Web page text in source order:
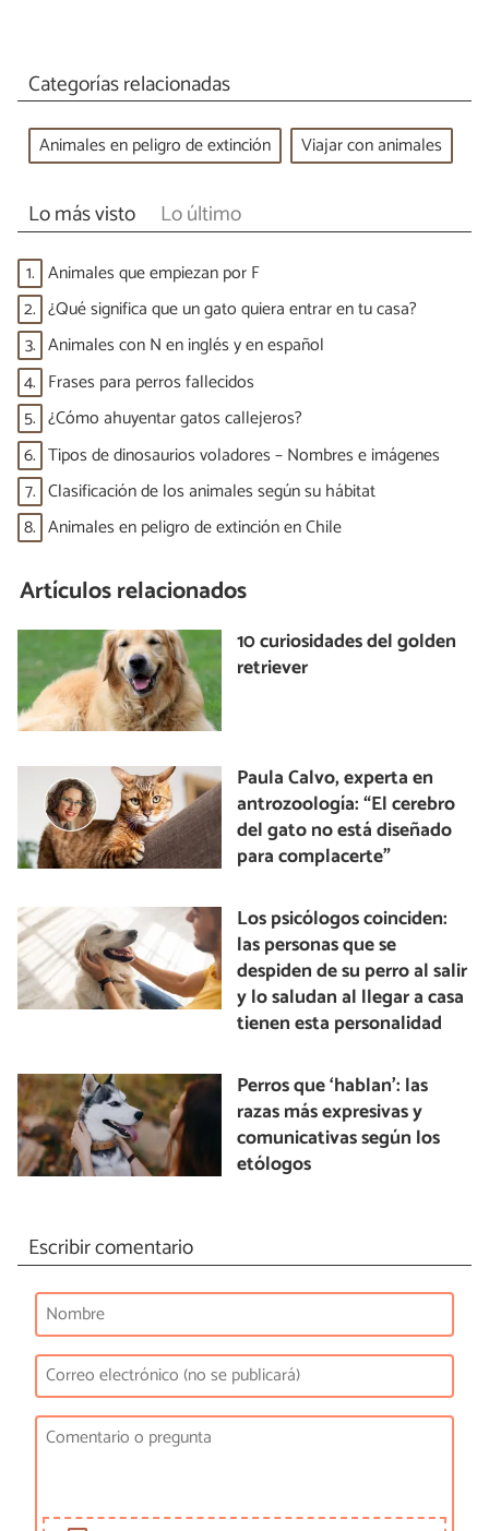
Categorías relacionadas
Animales en peligro de extinción Viajar con animales
Lo más visto Lo último
1. Animales que empiezan por F
2. ¿Qué significa que un gato quiera entrar en tu casa?
3. Animales con N en inglés y en español
4. Frases para perros fallecidos
5. ¿Cómo ahuyentar gatos callejeros?
6. Tipos de dinosaurios voladores – Nombres e imágenes
7. Clasificación de los animales según su hábitat
8. Animales en peligro de extinción en Chile
Artículos relacionados
10 curiosidades del golden
retriever
Paula Calvo, experta en
antrozoología: “El cerebro
del gato no está diseñado
para complacerte”
Los psicólogos coinciden:
las personas que se
despiden de su perro al salir
y lo saludan al llegar a casa
tienen esta personalidad
Perros que ‘hablan’: las
razas más expresivas y
comunicativas según los
etólogos
Escribir comentario